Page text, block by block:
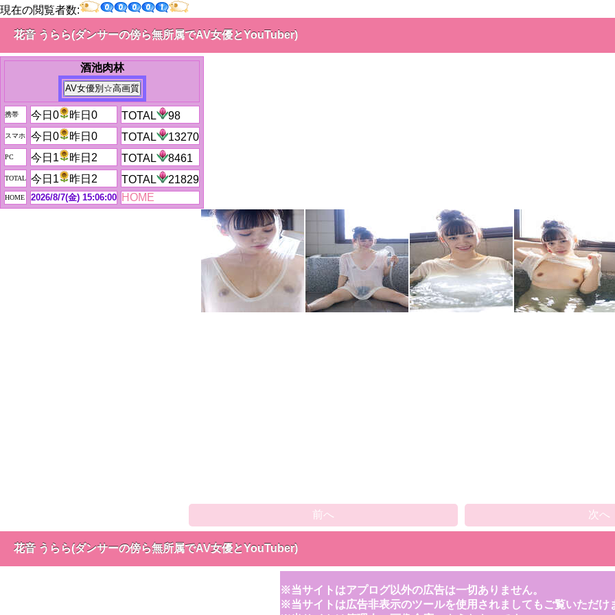
現在の閲覧者数:
花音 うらら(ダンサーの傍ら無所属でAV女優とYouTuber)
酒池肉林
携帯 今日0 昨日0 TOTAL 98
スマホ 今日0 昨日0 TOTAL 13270
PC 今日1 昨日2 TOTAL 8461
TOTAL 今日1 昨日2 TOTAL 21829
HOME 2026/8/7(金) 15:06:00 HOME
前へ 次へ
花音 うらら(ダンサーの傍ら無所属でAV女優とYouTuber)
※当サイトはアプログ以外の広告は一切ありません。
※当サイトは広告非表示のツールを使用されましてもご覧いただけ